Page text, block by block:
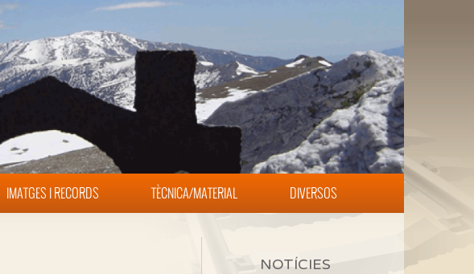
IMATGES I RECORDS TÈCNICA/MATERIAL DIVERSOS
NOTÍCIES